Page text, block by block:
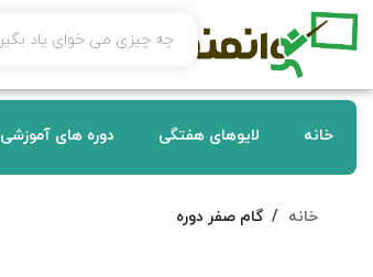
خانه لایوهای هفتگی دوره های آموزشی
خانه گام صفر دوره